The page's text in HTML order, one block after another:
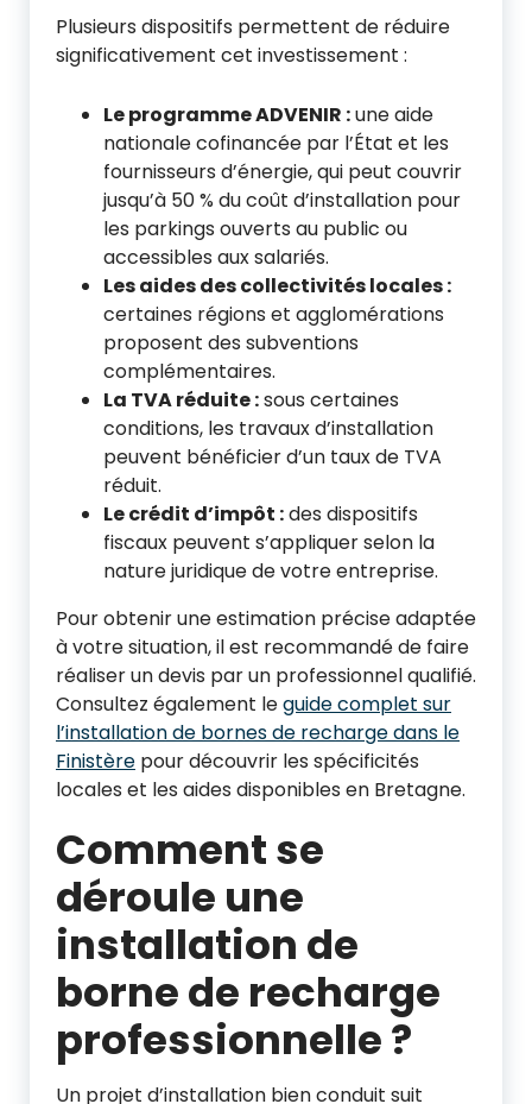
Plusieurs dispositifs permettent de réduire
significativement cet investissement :
Le programme ADVENIR :une aide
nationale cofinancée par l’État et les
fournisseurs d’énergie, qui peut couvrir
jusqu’à 50 % du coût d’installation pour
les parkings ouverts au public ou
accessibles aux salariés.
Les aides des collectivités locales :
certaines régions et agglomérations
proposent des subventions
complémentaires.
La TVA réduite :sous certaines
conditions, les travaux d’installation
peuvent bénéficier d’un taux de TVA
réduit.
Le crédit d’impôt :des dispositifs
fiscaux peuvent s’appliquer selon la
nature juridique de votre entreprise.
Pour obtenir une estimation précise adaptée
à votre situation, il est recommandé de faire
réaliser un devis par un professionnel qualifié.
Consultez également leguide complet sur
l’installation de bornes de recharge dans le
Finistère pour découvrir les spécificités
locales et les aides disponibles en Bretagne.
Comment se
déroule une
installation de
borne de recharge
professionnelle ?
Un projet d’installation bien conduit suit